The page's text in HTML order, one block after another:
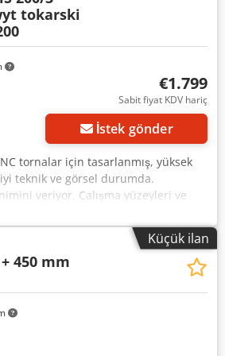
tokarski
€1.799
Sabit fiyat KDV hariç
İstek gönder
tornalar için tasarlanmış, yüksek
teknik ve görsel durumda.
veriyor. Çalışma yüzeyleri ve
ağız, * kullanım anahtarı, *
olup olmadığından emin değilim).
* Tip: 3 ağızlı hidrolik torna
* Üstten takılan ağızlar: RÖHM
profesyonel uygulamalar
Küçük ilan
450 mm